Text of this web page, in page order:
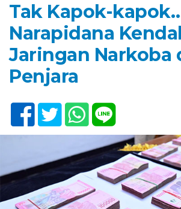
Tak Kapok-
Narapidana
Jaringan Narkoba
Penjara